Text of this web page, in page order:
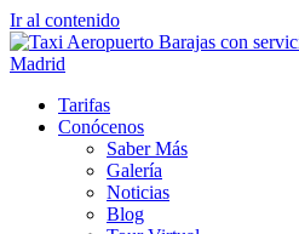
Ir al contenido
Tarifas
Conócenos
Saber Más
Galería
Noticias
Blog